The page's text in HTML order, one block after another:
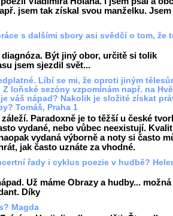
jsem tak získal svou manželku.
s dalšími sbory asi svědčí o tom, že
Být jiný obor, určitě si tolik
jsem sjezdil svět...
Líbí se mi, že oproti jiným
loňské sezóny vzpomínám např. na
váš nápad? Nakolik je složité získat
Tomáš, Praha 1
Paradoxně je to těžší u české
vydané, nebo vůbec neexistují.
vydaná výborně a noty si často
jak často uznáte za vhodné.
řady i cyklus poezie v hudbě?
Už máme Obrazy a hudby... možná
Díky
Magda